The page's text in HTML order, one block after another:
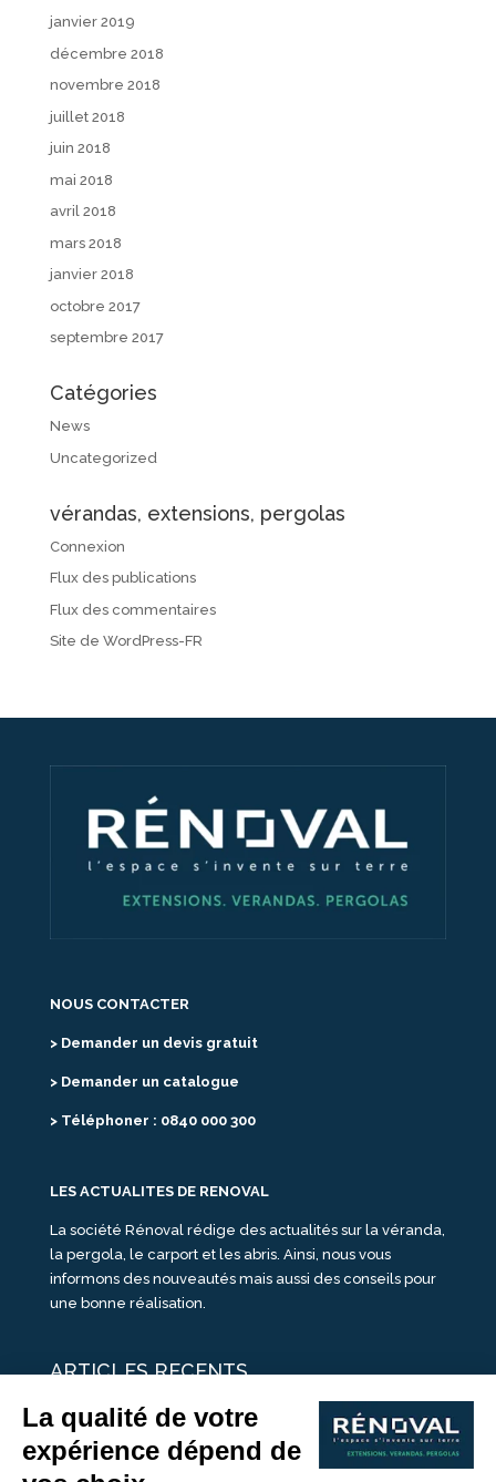
janvier 2019
décembre 2018
novembre 2018
juillet 2018
juin 2018
mai 2018
avril 2018
mars 2018
janvier 2018
octobre 2017
septembre 2017
Catégories
News
Uncategorized
vérandas, extensions, pergolas
Connexion
Flux des publications
Flux des commentaires
Site de WordPress-FR
NOUS CONTACTER
> Demander un devis gratuit
> Demander un catalogue
> Téléphoner : 0840 000 300
LES ACTUALITES DE RENOVAL
La société Rénoval rédige des actualités sur la véranda,
la pergola, le carport et les abris. Ainsi, nous vous
informons des nouveautés mais aussi des conseils pour
une bonne réalisation.
ARTICLES RECENTS
25 idées de vérandas design
Un été pour une véranda
Portes Ouvertes Véranda Extension Suisse | 26-27 Juin